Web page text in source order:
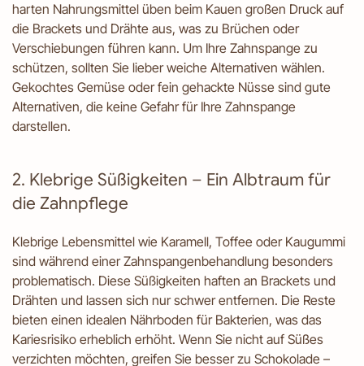
harten Nahrungsmittel üben beim Kauen großen Druck auf
die Brackets und Drähte aus, was zu Brüchen oder
Verschiebungen führen kann. Um Ihre Zahnspange zu
schützen, sollten Sie lieber weiche Alternativen wählen.
Gekochtes Gemüse oder fein gehackte Nüsse sind gute
Alternativen, die keine Gefahr für Ihre Zahnspange
darstellen.
2. Klebrige Süßigkeiten – Ein Albtraum für
die Zahnpflege
Klebrige Lebensmittel wie Karamell, Toffee oder Kaugummi
sind während einer Zahnspangenbehandlung besonders
problematisch. Diese Süßigkeiten haften an Brackets und
Drähten und lassen sich nur schwer entfernen. Die Reste
bieten einen idealen Nährboden für Bakterien, was das
Kariesrisiko erheblich erhöht. Wenn Sie nicht auf Süßes
verzichten möchten, greifen Sie besser zu Schokolade –